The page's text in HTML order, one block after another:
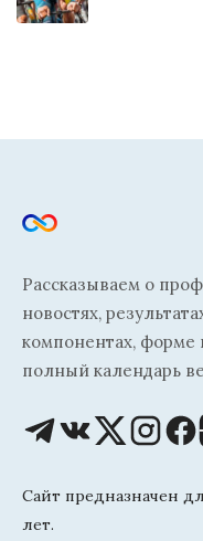
Рассказываем о
новостях,
компонентах,
полный календарь
Сайт предназначен
лет.